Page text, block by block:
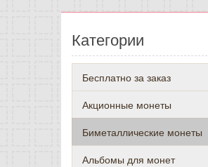
Категории
Бесплатно за заказ
Акционные монеты
Биметаллические монеты
Альбомы для монет